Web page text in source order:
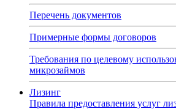
Перечень документов
Примерные формы договоров
Требования по целевому
микрозаймов
Лизинг
Правила предоставления услуг